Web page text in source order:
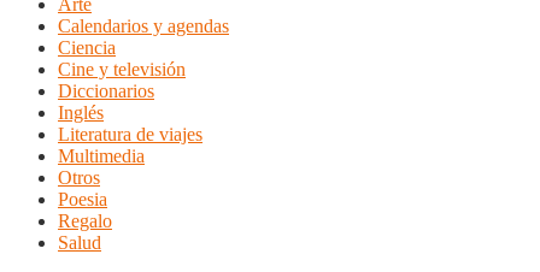
Arte
Calendarios y agendas
Ciencia
Cine y televisión
Diccionarios
Inglés
Literatura de viajes
Multimedia
Otros
Poesia
Regalo
Salud